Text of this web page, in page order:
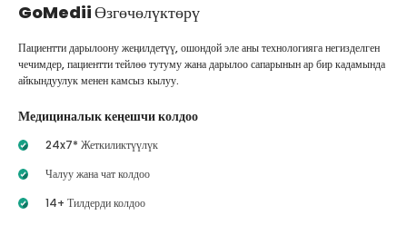
GoMediiӨзгөчөлүктөрү
Пациентти дарылоону жеңилдетүү, ошондой эле аны технологияга негизделген
чечимдер, пациентти тейлөө тутуму жана дарылоо сапарынын ар бир кадамында
айкындуулук менен камсыз кылуу.
Медициналык кеңешчи колдоо
24x7* Жеткиликтүүлүк
Чалуу жана чат колдоо
14+ Тилдерди колдоо